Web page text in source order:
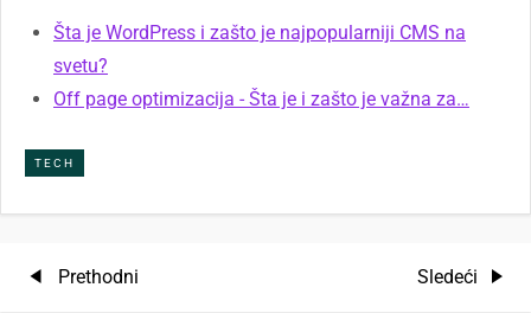
Šta je WordPress i zašto je najpopularniji CMS na
svetu?
Off page optimizacija - Šta je i zašto je važna za…
TECH
K
Previous
Prethodni
Next
Sledeći